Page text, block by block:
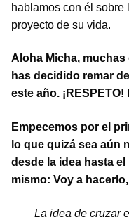
hablamos con él
proyecto de su vida.
Aloha Micha,
has decidido remar
este año.
Empecemos por el
lo que quizá sea aún
desde la idea hasta
mismo: Voy a
La idea de cruzar